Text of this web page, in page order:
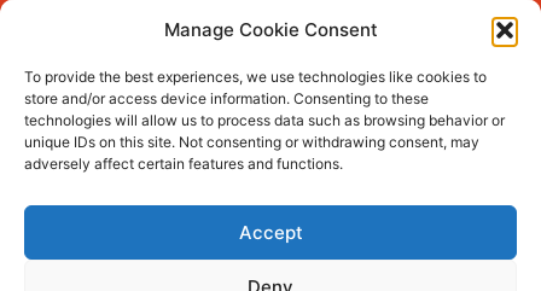
Manage Cookie Consent
To provide the best experiences, we use technologies like cookies to
store and/or access device information. Consenting to these
technologies will allow us to process data such as browsing behavior or
unique IDs on this site. Not consenting or withdrawing consent, may
adversely affect certain features and functions.
Accept
Deny
Podlech, il Cile lo ha condannato
all’ergastolo
Era ubriaca…